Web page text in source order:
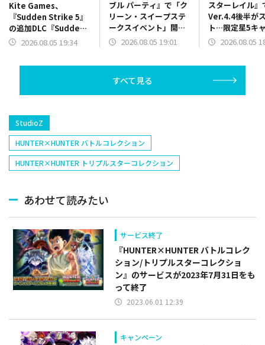
Kite Games、
『Sudden Strike 5』
の追加DLC『Sudden
Strike 5 – France:
2026.08.05 19:34
ブル パーティ』で「ク
リーン・スイープステ
ークスイベント」開
催…夏の気分を盛り上
2026.08.05 19:01
スターレイル』
Ver.4.4後半が
ト…限定星5キ
ナイクス」「ケ
2026.08.05
すべて見る
StudioZ
HUNTER×HUNTER バトルコレクション
HUNTER×HUNTER トリプルスターコレクション
あわせて読みたい
サービス終了
『HUNTER×HUNTER バトルコレク
ション/トリプルスターコレクショ
ン』のサービスが2023年7月31日をも
って終了
2023.06.01 12:39
キャンペーン